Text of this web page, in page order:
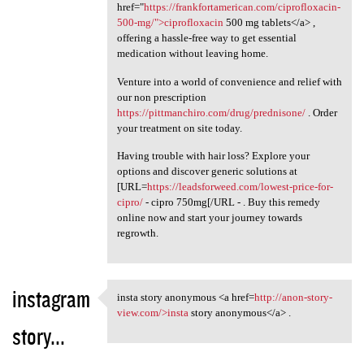
href="https://frankfortamerican.com/ciprofloxacin-
500-mg/">ciprofloxacin 500 mg tablets</a> ,
offering a hassle-free way to get essential
medication without leaving home.
Venture into a world of convenience and relief with
our non prescription
https://pittmanchiro.com/drug/prednisone/. Order
your treatment on site today.
Having trouble with hair loss? Explore your
options and discover generic solutions at
[URL=https://leadsforweed.com/lowest-price-for-
cipro/- cipro 750mg[/URL - . Buy this remedy
online now and start your journey towards
regrowth.
instagram
story...
insta story anonymous <a href
insta story anonymous <a href=http://anon-story-
view.com/>insta story anonymous</a> .